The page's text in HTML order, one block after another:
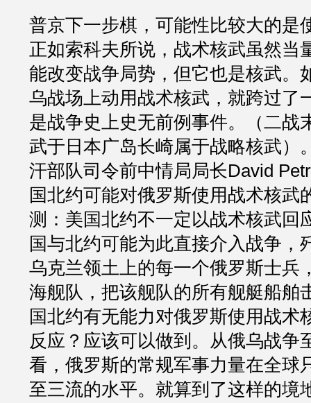
普京下一步棋，可能性比较大的是
正如索科夫所说，战术核武虽然当
能改变战争局势，但它也是核武。
乌战场上动用战术核武，就跨过了
是战争史上史无前例事件。（二战
武于日本广岛长崎属于战略核武）
汗部队司令前中情局局长David
国北约可能对俄罗斯使用战术核武
测：美国北约不一定以战术核武回
国与北约可能为此直接介入战争，
乌克兰领土上的每一个俄罗斯士兵
海舰队，把该舰队的所有舰艇船舶
国北约有无能力对俄罗斯使用战术
反应？应该可以做到。从俄乌战争
看，俄罗斯的常规军事力量在全球
至三流的水平。就算到了这样的境